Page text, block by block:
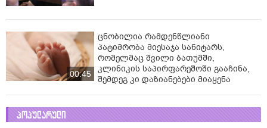
00:45
ცნობილია რამდენწლიანი
პატიმრობა მიესაჯა სანიტარს,
რომელმაც შვილი ბათუმში,
კლინიკის საპირფარეშოში გააჩინა,
შემდეგ კი დაზიანებები მიაყენა
პოპულარული